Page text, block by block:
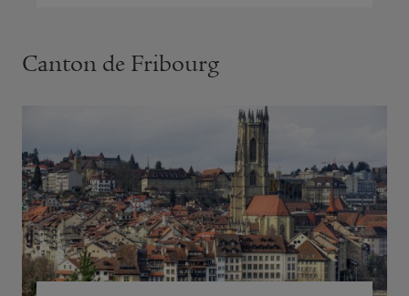
Canton de Fribourg